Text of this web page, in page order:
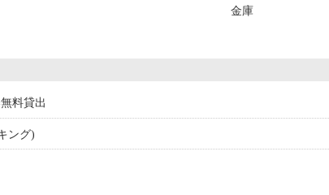
金庫
料貸出
ング)